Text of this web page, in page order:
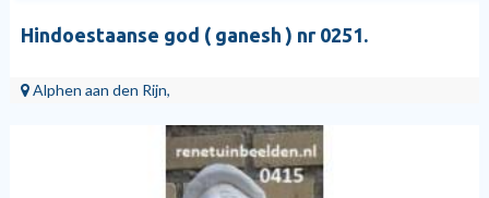
Hindoestaanse god ( ganesh ) nr 0251.
Alphen aan den Rijn,